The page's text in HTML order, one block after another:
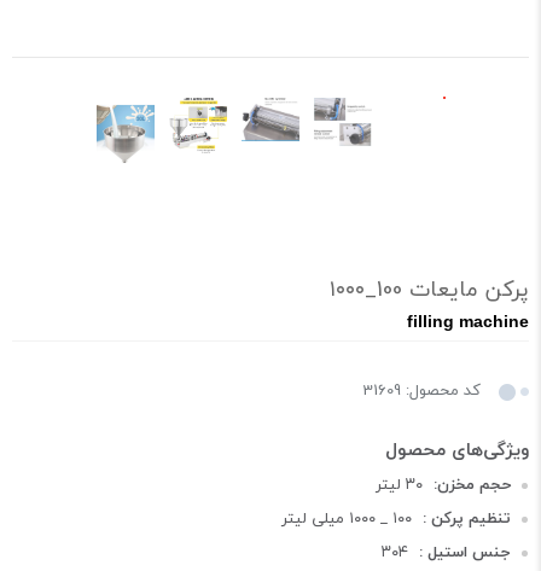
پرکن مایعات 100_۱۰۰۰
filling machine
کد محصول: 31609
حجم مخزن: ۳۰ لیتر
تنظیم پرکن : ۱۰۰ _ ۱۰۰۰ میلی لیتر
جنس استیل : ۳۰۴